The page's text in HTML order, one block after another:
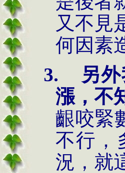
又不見
何因素
3.
另
漲，不
齦咬緊
不行，
況，就